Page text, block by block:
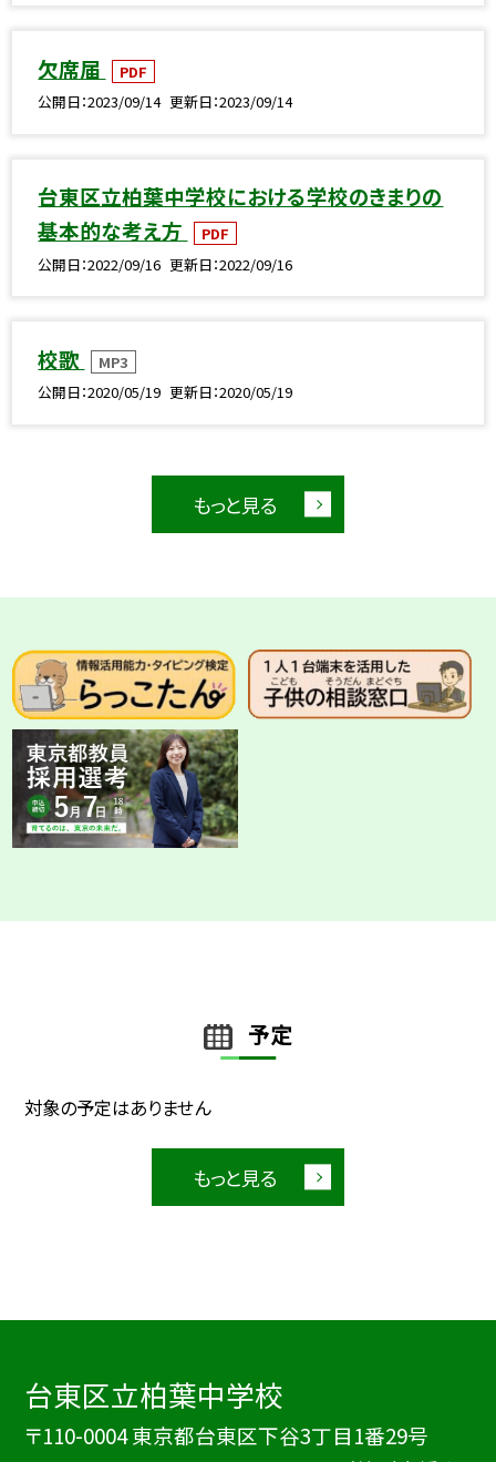
欠席届
PDF
公開日 2023/09/14 更新日 2023/09/14
台東区立柏葉中学校における学校のきまりの
基本的な考え方
PDF
公開日 2022/09/16 更新日 2022/09/16
校歌
MP3
公開日 2020/05/19 更新日 2020/05/19
もっと見る
予定
対象の予定はありません
もっと見る
台東区立柏葉中学校
〒110-0004 東京都台東区下谷3丁目1番29号